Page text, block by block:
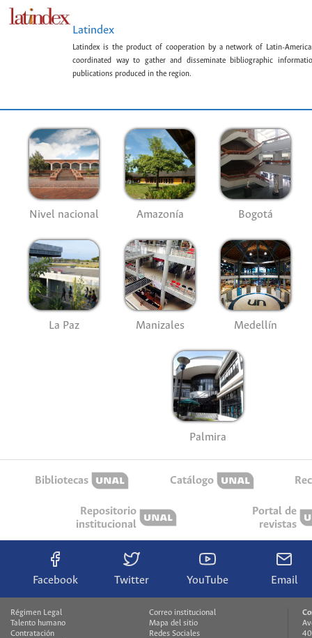
Latindex
Latindex is the product of cooperation by a network of Latin-
coordinated way to gather and disseminate bibliographic
publications produced in the region.
Nivel nacional Amazonía Bogotá
La Paz Manizales Medellín
Palmira
Bibliotecas Catálogo
Repositorio
institucional
Portal de
revistas
Facebook Twitter YouTube Email
Régimen Legal
Talento humano
Contratación
Correo institucional
Mapa del sitio
Redes Sociales